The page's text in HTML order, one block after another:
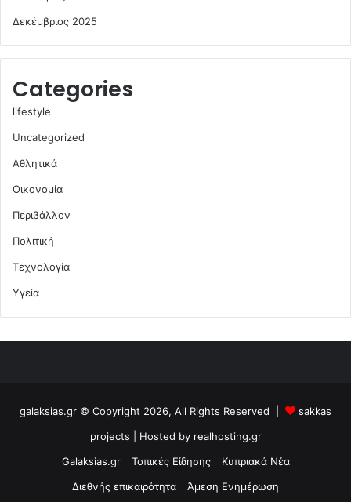
Δεκέμβριος 2025
Categories
lifestyle
Uncategorized
Αθλητικά
Οικονομία
Περιβάλλον
Πολιτική
Τεχνολογία
Υγεία
galaksias.gr © Copyright 2026, All Rights Reserved |
sakkas
projects | Hosted by realhosting.gr
Galaksias.gr
Τοπικές Είδησης
Κυπριακά Νέα
Διεθνής επικαιρότητα
Άμεση Ενημέρωση